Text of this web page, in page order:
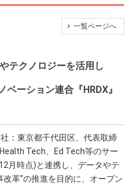
一覧ページへ
テクノロジーを活用し
ーション連合『HRDX』
社：東京都千代田区、代表取締
Tech、Ed Tech等のサー
月時点)と連携し、データやテ
革”の推進を目的に、オープン